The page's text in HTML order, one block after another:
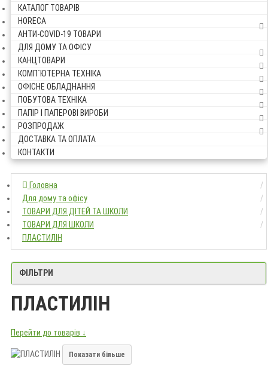
КАТАЛОГ ТОВАРІВ
HORECA
АНТИ-COVID-19 ТОВАРИ
ДЛЯ ДОМУ ТА ОФІСУ
КАНЦТОВАРИ
КОМП`ЮТЕРНА ТЕХНІКА
ОФІСНЕ ОБЛАДНАННЯ
ПОБУТОВА ТЕХНІКА
ПАПІР І ПАПЕРОВІ ВИРОБИ
РОЗПРОДАЖ
ДОСТАВКА ТА ОПЛАТА
КОНТАКТИ
Головна
Для дому та офісуДля дому та офісу
ТОВАРИ ДЛЯ ДІТЕЙ ТА ШКОЛИ
ТОВАРИ ДЛЯ ШКОЛИ
ПЛАСТИЛІН
ФІЛЬТРИ
ПЛАСТИЛІН
Перейти до товарів ↓
Показати більше